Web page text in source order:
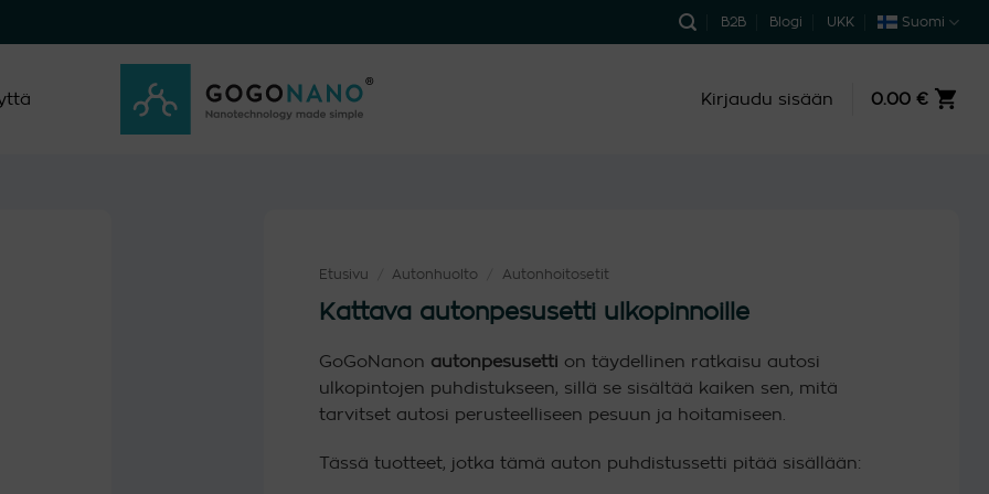
B2B Blogi UKK Suomi
Kirjaudu sisään 0.00 €
Etusivu Autonhuolto Autonhoitosetit
Kattava autonpesusetti ulkopinnoille
GoGoNanon autonpesusetti on täydellinen ratkaisu autosi
ulkopintojen puhdistukseen, sillä se sisältää kaiken sen, mitä
tarvitset autosi perusteelliseen pesuun ja hoitamiseen.
Tässä tuotteet, jotka tämä auton puhdistussetti pitää sisällään: